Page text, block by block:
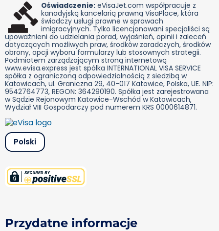
Oświadczenie: eVisaJet.com współpracuje z
kanadyjską kancelarią prawną VisaPlace, która
świadczy usługi prawne w sprawach
imigracyjnych. Tylko licencjonowani specjaliści są
upoważnieni do udzielania porad, wyjaśnień, opinii i zaleceń
dotyczących możliwych praw, środków zaradczych, środków
obrony, opcji wyboru formularzy lub stosownych strategii.
Podmiotem zarządzającym stroną internetową
www.evisa.express jest spółka INTERNATIONAL VISA SERVICE
spółka z ograniczoną odpowiedzialnością z siedzibą w
Katowicach, ul. Graniczna 29, 40-017 Katowice, Polska, UE. NIP:
9542764773, REGON: 364290190. Spółka jest zarejestrowana
w Sądzie Rejonowym Katowice-Wschód w Katowicach,
Wydział VIII Gospodarczy pod numerem KRS 0000614871.
Polski
Przydatne informacje